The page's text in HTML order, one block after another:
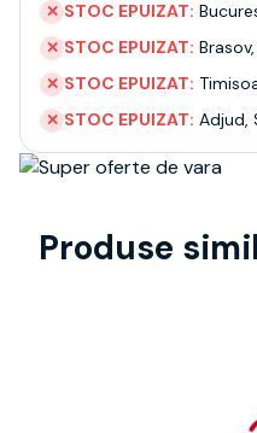
✕ STOC EPUIZAT:
✕ STOC EPUIZAT: Brasov,
✕ STOC EPUIZAT:
✕ STOC EPUIZAT: Adjud,
Produse